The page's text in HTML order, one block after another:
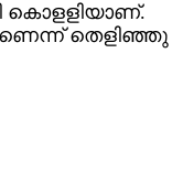
കൊളളിയാണ്‌.
തെളിഞ്ഞു